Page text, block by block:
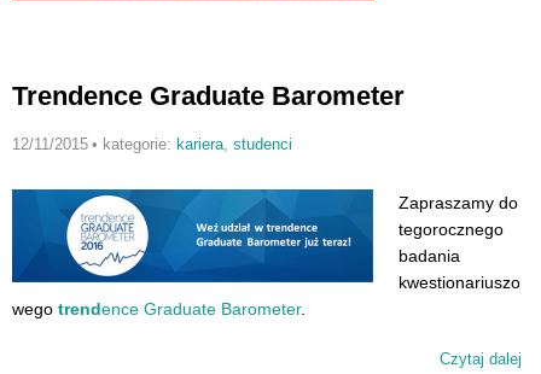
Trendence Graduate Barometer
12/11/2015 • kategorie: kariera, studenci
Zapraszamy do
tegorocznego
badania
kwestionariuszo
wego trendence Graduate Barometer.
Czytaj dalej